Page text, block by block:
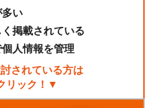
い
掲載されている
人情報を管理
されている方は
リック！▼